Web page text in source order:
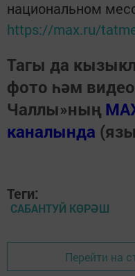
национальном
https://max.ru/
Тагы да
фото һәм
Чаллы»ның
каналында
Теги:
САБАНТУЙ КӨРӘШ
Перейти на